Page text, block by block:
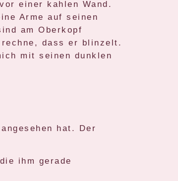
einer kahlen Wand.
Arme auf seinen
am Oberkopf
dass er blinzelt.
mit seinen dunklen
hat. Der
ihm gerade